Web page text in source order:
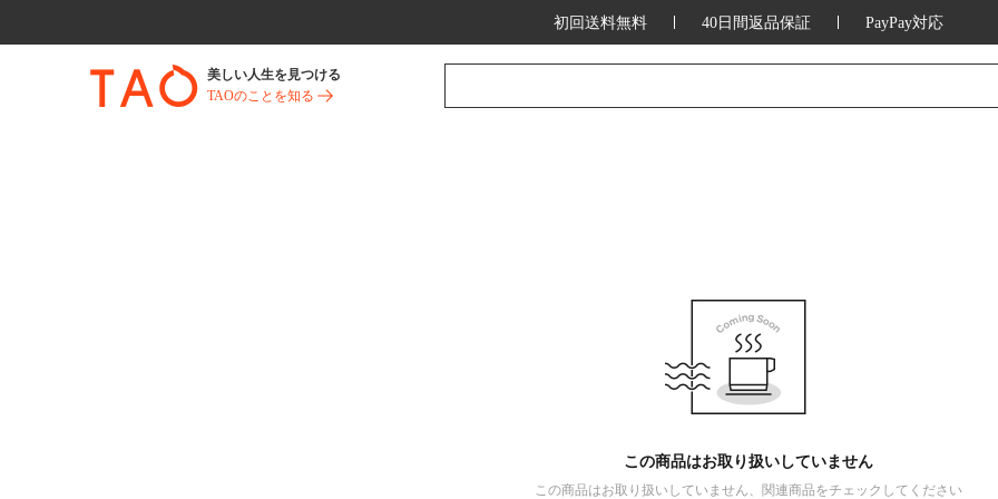
初回送料無料 40日間返品保証 PayPay対応
美しい人生を見つける
TAOのことを知る
この商品はお取り扱いしていません
この商品はお取り扱いしていません、関連商品をチェックしてください